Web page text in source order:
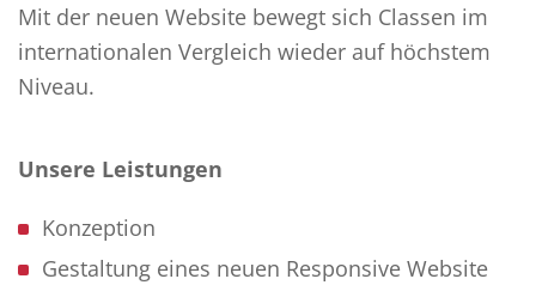
Mit der neuen Website bewegt sich Classen im
internationalen Vergleich wieder auf höchstem
Niveau.
Unsere Leistungen
Konzeption
Gestaltung eines neuen Responsive Website